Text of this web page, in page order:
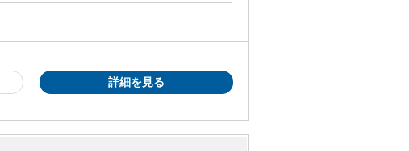
務を
間
ータ
詳細を見る